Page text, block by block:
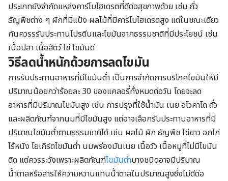
ประเภทยังจำกัดแหล่งคาร์โบไฮเดรตที่ดีต่อสุขภาพด้วย เช่น ถั่ว
ธัญพืชต่าง ๆ ผักที่มีแป้ง ผลไม้ที่มีคาร์โบไฮเดรตสูง แต่ในขณะเดียว
กันควรรรับประทานโปรตีนและไขมันจากธรรมชาติที่มีประโยชน์ เช่น
เนื้อปลา เนื้อสัตว์ ไข่ ไขมันดี
วิธีลดน้ำหนักด้วยการลดไขมัน
การรับประทานอาหารที่มีไขมันต่ำ เป็นการจำกัดการบริโภคไขมันให้มี
ปริมาณน้อยกว่าร้อยละ 30 ของแคลอรี่ทั้งหมดต่อวัน โดยจะลด
อาหารที่มีปริมาณไขมันสูง เช่น การปรุงที่ใช้น้ำมัน เนย อโวคาโด ถั่ว
และผลิตภัณฑ์จากนมที่มีไขมันสูง แต่อาจเลือกรับประทานอาหารที่มี
ปริมาณไขมันต่ำตามธรรมชาติได้ เช่น ผลไม้ ผัก ธัญพืช ไข่ขาว อกไก่
ไร้หนัง โยเกิร์ตไขมันต่ำ นมพร่องมันเนย เนื้อวัว เนื้อหมูที่ไม่มีไขมัน
ติด แต่ควรระวังเพราะผลิตภัณฑ์ไขมันต่ำบางชนิดอาจมีปริมาณ
น้ำตาลหรือสารให้ความหวานแทนน้ำตาลในปริมาณสูงซึ่งไม่ดีต่อ